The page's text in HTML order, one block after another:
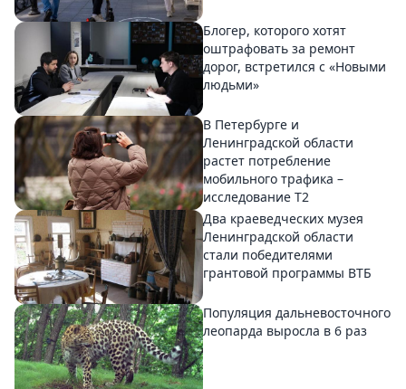
Блогер, которого хотят
оштрафовать за ремонт
дорог, встретился с «Новыми
людьми»
В Петербурге и
Ленинградской области
растет потребление
мобильного трафика –
исследование T2
Два краеведческих музея
Ленинградской области
стали победителями
грантовой программы ВТБ
Популяция дальневосточного
леопарда выросла в 6 раз